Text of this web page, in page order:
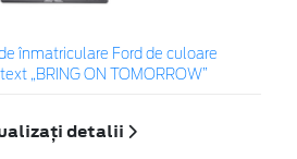
înmatriculare Ford de culoare
„BRING ON TOMORROW”
detalii